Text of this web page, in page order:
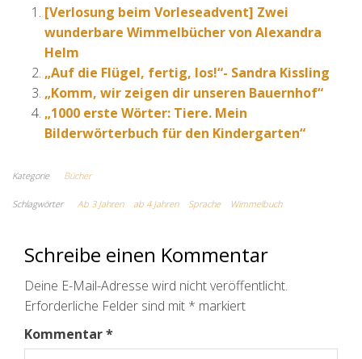
[Verlosung beim Vorleseadvent] Zwei
wunderbare Wimmelbücher von Alexandra
Helm
„Auf die Flügel, fertig, los!“- Sandra Kissling
„Komm, wir zeigen dir unseren Bauernhof“
„1000 erste Wörter: Tiere. Mein
Bilderwörterbuch für den Kindergarten“
Kategorie Bücher
Schlagwörter Ab 3 Jahren ab 4 Jahren Sprache Wimmelbuch
Schreibe einen Kommentar
Deine E-Mail-Adresse wird nicht veröffentlicht.
Erforderliche Felder sind mit * markiert
Kommentar*